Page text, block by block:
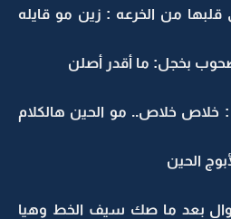
قلبها من الخرعه : زين مو قايله
بخجل: ما أقدر أصلن
خلاص.. مو الحين هالكلام
الحين
بعد ما صك سيف الخط وهيا